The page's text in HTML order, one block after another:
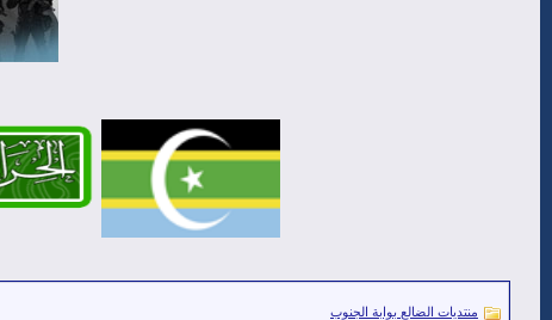
منتديات الضالع بوابة الجنوب